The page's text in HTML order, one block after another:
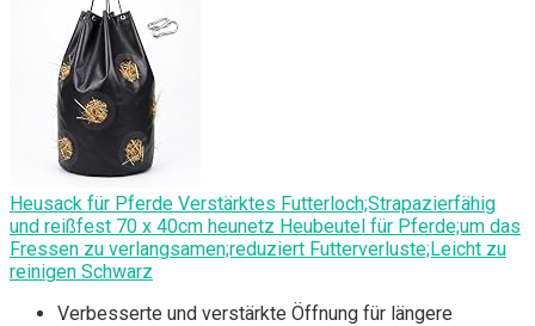
Heusack für Pferde Verstärktes Futterloch;Strapazierfähig
und reißfest 70 x 40cm heunetz Heubeutel für Pferde;um das
Fressen zu verlangsamen;reduziert Futterverluste;Leicht zu
reinigen Schwarz
Verbesserte und verstärkte Öffnung für längere